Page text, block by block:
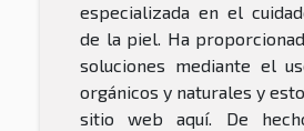
especializada en el
de la piel. Ha
soluciones mediante el
orgánicos y naturales y
sitio web aquí. De